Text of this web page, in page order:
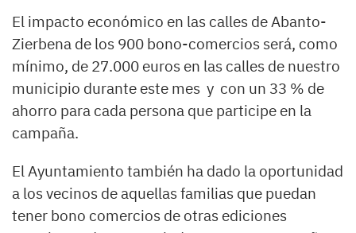
El impacto económico en las calles de Abanto-
Zierbena de los 900 bono-comercios será, como
mínimo, de 27.000 euros en las calles de nuestro
municipio durante este mes y con un 33 % de
ahorro para cada persona que participe en la
campaña.
El Ayuntamiento también ha dado la oportunidad
a los vecinos de aquellas familias que puedan
tener bono comercios de otras ediciones